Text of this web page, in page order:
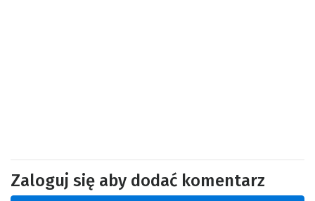
Zaloguj się aby dodać komentarz